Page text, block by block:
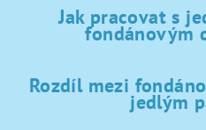
Jak pracovat s
fondánovým
Rozdíl mezi
jedlým